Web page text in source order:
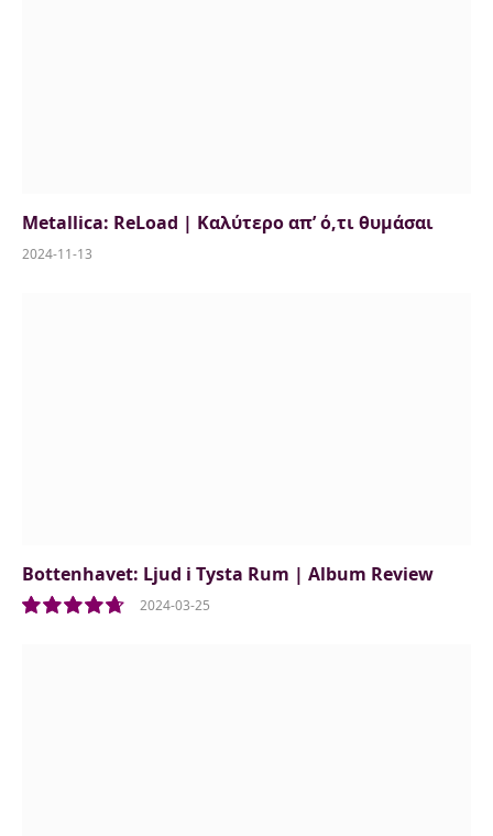
Metallica: ReLoad | Καλύτερο απ’ ό,τι θυμάσαι
2024-11-13
Bottenhavet: Ljud i Tysta Rum | Album Review
2024-03-25